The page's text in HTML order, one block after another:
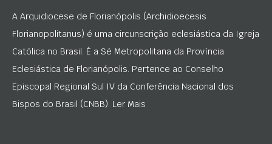
A Arquidiocese de Florianópolis (Archidioecesis
Florianopolitanus) é uma circunscrição eclesiástica da Igreja
Católica no Brasil. É a Sé Metropolitana da Província
Eclesiástica de Florianópolis. Pertence ao Conselho
Episcopal Regional Sul IV da Conferência Nacional dos
Bispos do Brasil (CNBB). Ler Mais